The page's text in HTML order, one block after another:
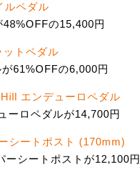
ルペダル
の15,400円
トペダル
61%OFFの6,000円
エンデューロペダル
ーロペダルが14,700円
シートポスト (170mm)
シートポストが12,100円